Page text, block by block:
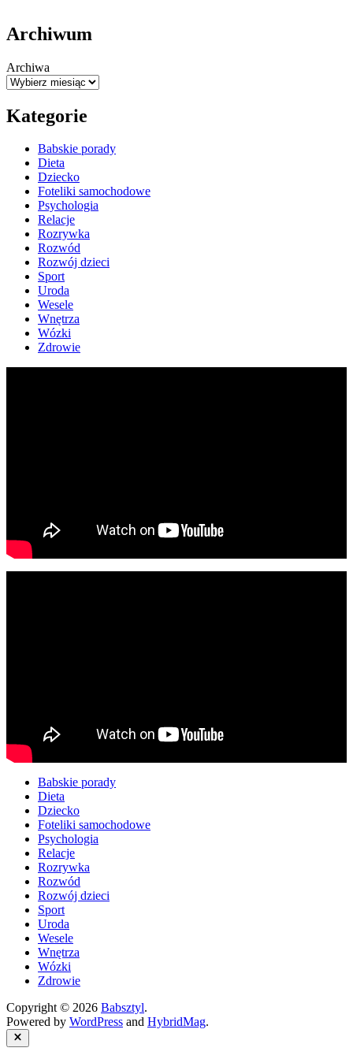
Archiwum
Archiwa
Kategorie
Babskie porady
Dieta
Dziecko
Foteliki samochodowe
Psychologia
Relacje
Rozrywka
Rozwód
Rozwój dzieci
Sport
Uroda
Wesele
Wnętrza
Wózki
Zdrowie
Babskie porady
Dieta
Dziecko
Foteliki samochodowe
Psychologia
Relacje
Rozrywka
Rozwód
Rozwój dzieci
Sport
Uroda
Wesele
Wnętrza
Wózki
Zdrowie
Copyright © 2026 Babsztyl.
Powered by WordPress and HybridMag.
Close